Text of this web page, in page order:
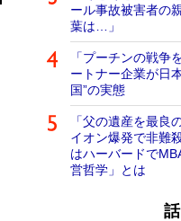
ール事故被害者の
葉は…」
「プーチンの戦争
ートナー企業が日
国”の実態
「父の遺産を最
イオン爆発で非難
はハーバードで
営哲学」とは